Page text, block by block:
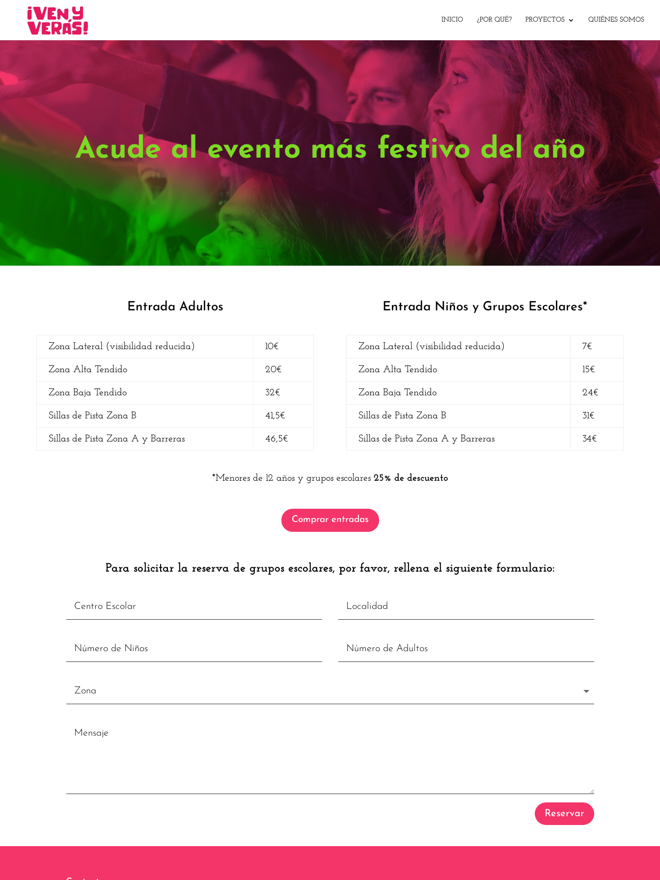
INICIO ¿POR QUÉ? PROYECTOS QUIÉNES SOMOS
Acude al evento más festivo del año
Entrada Adultos
Zona Lateral (visibilidad reducida) 10€
Zona Alta Tendido 20€
Zona Baja Tendido 32€
Sillas de Pista Zona B 41,5€
Sillas de Pista Zona A y Barreras 46,5€
Entrada Niños y Grupos Escolares*
Zona Lateral (visibilidad reducida) 7€
Zona Alta Tendido 15€
Zona Baja Tendido 24€
Sillas de Pista Zona B 31€
Sillas de Pista Zona A y Barreras 34€
*Menores de 12 años y grupos escolares 25% de descuento
Comprar entradas
Para solicitar la reserva de grupos escolares, por favor, rellena el siguiente formulario:
Reservar